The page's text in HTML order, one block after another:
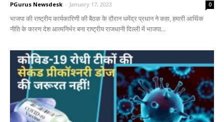
PGurus Newsdesk - January 17, 2023 0
भाजपा की राष्ट्रीय कार्यकारिणी की बैठक के दौरान धमेंद्र प्रधान ने कहा, हमारी आर्थिक
नीति के कारण देश आत्मनिर्भर बना राष्ट्रीय राजधानी दिल्ली में भाजपा...